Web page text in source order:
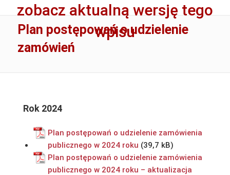
zobacz aktualną wersję tego
wpisu
Plan postępowań o udzielenie
zamówień
Rok 2024
Plan postępowań o udzielenie zamówienia
publicznego w 2024 roku
Plan postępowań o udzielenie zamówienia
publicznego w 2024 roku – aktualizacja